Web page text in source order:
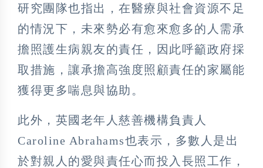
研究團隊也指出，在醫療與社會資源不足
的情況下，未來勢必有愈來愈多的人需承
擔照護生病親友的責任，因此呼籲政府採
取措施，讓承擔高強度照顧責任的家屬能
獲得更多喘息與協助。
此外，英國老年人慈善機構負責人
Caroline Abrahams也表示，多數人是出
於對親人的愛與責任心而投入長照工作，